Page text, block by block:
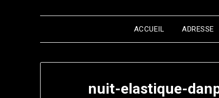
ACCUEIL ADRESSE
nuit-elastique-